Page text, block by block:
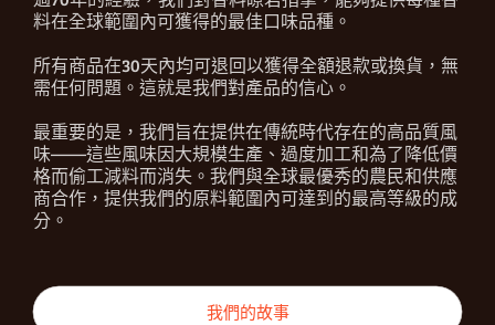
料在全球範圍內可獲得的最佳口味品種。
所有商品在30天內均可退回以獲得全額退款或換貨，無
需任何問題。這就是我們對產品的信心。
最重要的是，我們旨在提供在傳統時代存在的高品質風
味——這些風味因大規模生產、過度加工和為了降低價
格而偷工減料而消失。我們與全球最優秀的農民和供應
商合作，提供我們的原料範圍內可達到的最高等級的成
分。
我們的故事